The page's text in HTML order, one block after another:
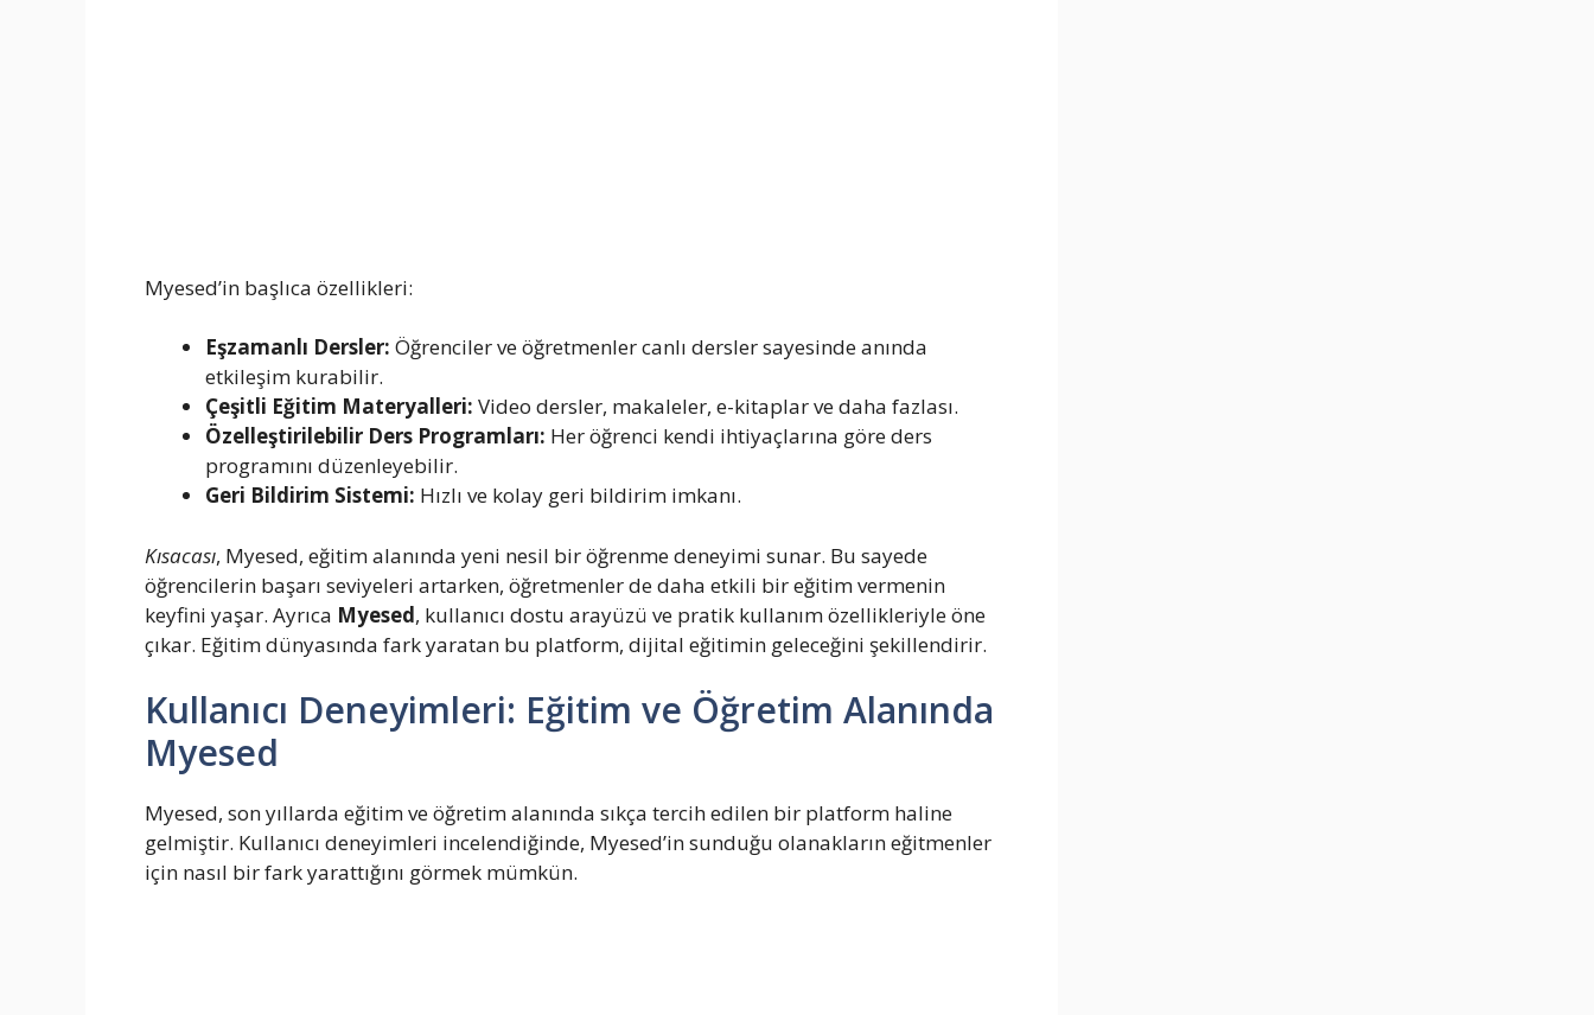
Myesed’in başlıca özellikleri:
Eşzamanlı Dersler: Öğrenciler ve öğretmenler canlı dersler sayesinde anında
etkileşim kurabilir.
Çeşitli Eğitim Materyalleri: Video dersler, makaleler, e-kitaplar ve daha fazlası.
Özelleştirilebilir Ders Programları: Her öğrenci kendi ihtiyaçlarına göre ders
programını düzenleyebilir.
Geri Bildirim Sistemi: Hızlı ve kolay geri bildirim imkanı.
Kısacası, Myesed, eğitim alanında yeni nesil bir öğrenme deneyimi sunar. Bu sayede
öğrencilerin başarı seviyeleri artarken, öğretmenler de daha etkili bir eğitim vermenin
keyfini yaşar. Ayrıca Myesed, kullanıcı dostu arayüzü ve pratik kullanım özellikleriyle öne
çıkar. Eğitim dünyasında fark yaratan bu platform, dijital eğitimin geleceğini şekillendirir.
Kullanıcı Deneyimleri: Eğitim ve Öğretim Alanında
Myesed
Myesed, son yıllarda eğitim ve öğretim alanında sıkça tercih edilen bir platform haline
gelmiştir. Kullanıcı deneyimleri incelendiğinde, Myesed’in sunduğu olanakların eğitmenler
için nasıl bir fark yarattığını görmek mümkün.